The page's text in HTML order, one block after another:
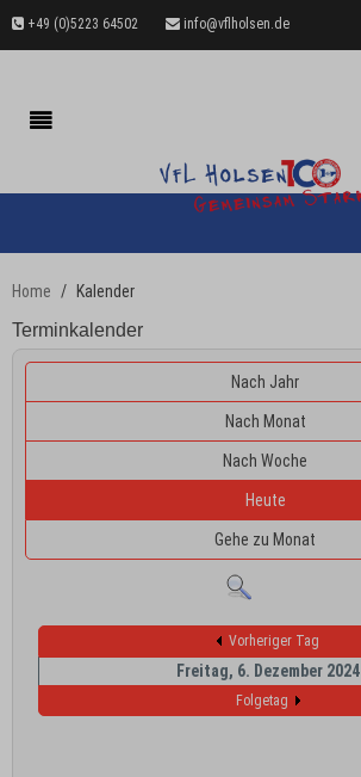
+49 (0)5223 64502 info@vflholsen.de
Home Kalender
Terminkalender
Nach Jahr
Nach Monat
Nach Woche
Heute
Gehe zu Monat
Vorheriger Tag
Freitag, 6. Dezember 2024
Folgetag